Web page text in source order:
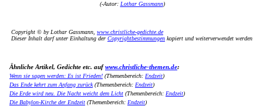
(-Autor: Lothar Gassmann)
Copyright © by Lothar Gassmann, www.christliche-gedichte.de
Dieser Inhalt darf unter Einhaltung der Copyrightbestimmungen kopiert und weiterverwendet werden
Ähnliche Artikel, Gedichte etc. aufwww.christliche-themen.de:
Wenn sie sagen werden: Es ist Frieden! (Themenbereich: Endzeit)
Das Ende kehrt zum Anfang zurück(Themenbereich: Endzeit)
Die Erde wird neu. Die Nacht weicht dem Licht (Themenbereich: Endzeit)
Die Babylon-Kirche der Endzeit (Themenbereich: Endzeit)